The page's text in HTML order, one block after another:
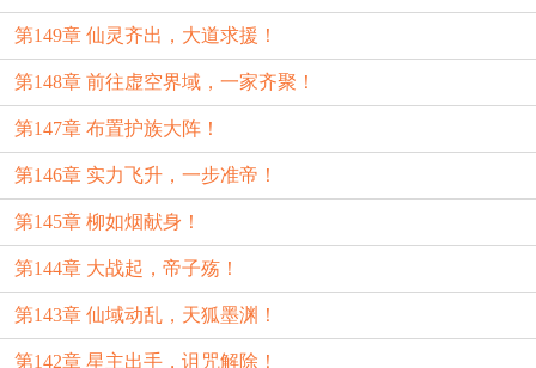
第149章 仙灵齐出，大道求援！
第148章 前往虚空界域，一家齐聚！
第147章 布置护族大阵！
第146章 实力飞升，一步准帝！
第145章 柳如烟献身！
第144章 大战起，帝子殇！
第143章 仙域动乱，天狐墨渊！
第142章 星主出手，诅咒解除！